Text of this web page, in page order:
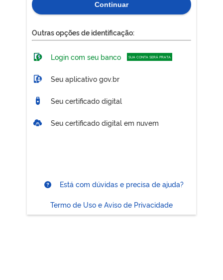
Continuar
Outras opções de identificação:
Login com seu banco SUA CONTA SERÁ PRATA
Seu aplicativo gov.br
Seu certificado digital
Seu certificado digital em nuvem
Está com dúvidas e precisa de ajuda?
Termo de Uso e Aviso de Privacidade